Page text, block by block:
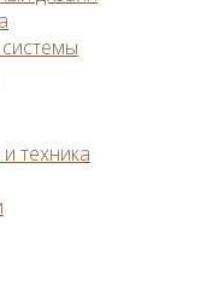
техника